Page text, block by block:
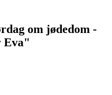
om jødedom -
Eva"